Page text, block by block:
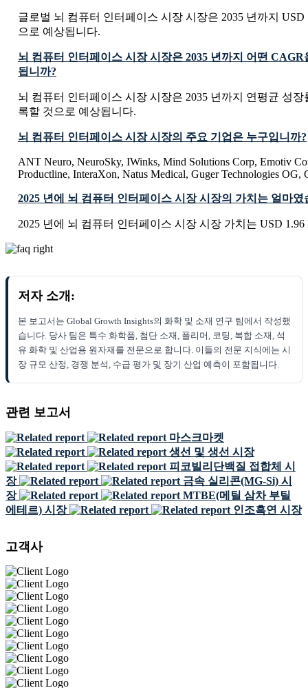
글로벌 뇌 컴퓨터 인터페이스 시장 시장은 2035 년까지
으로 예상됩니다.
뇌 컴퓨터 인터페이스 시장 시장은 2035 년까지 어떤
됩니까?
뇌 컴퓨터 인터페이스 시장 시장은 2035 년까지 연평균 성장
록할 것으로 예상됩니다.
뇌 컴퓨터 인터페이스 시장 시장의 주요 기업은 누구입니까?
ANT Neuro, NeuroSky, IWinks, Mind Solutions Corp, Emotiv
Productline, InteraXon, Natus Medical, Guger Technologies OG,
2025 년에 뇌 컴퓨터 인터페이스 시장 시장의 가치는 얼마였
2025 년에 뇌 컴퓨터 인터페이스 시장 시장 가치는 USD
저자 소개:
본 보고서는 Global Growth Insights의 화학 및 소재 연구 팀에서 작성했
습니다. 당사 팀은 특수 화학품, 첨단 소재, 폴리머, 코팅, 복합 소재, 석
유 화학 및 산업용 원자재를 전문으로 합니다. 이들의 전문 지식에는 시
장 규모 산정, 경쟁 분석, 수급 평가 및 장기 산업 예측이 포함됩니다.
관련 보고서
마스크마켓
생선 및 생선 시장
피코빌리단백질 접합체 시
장
금속 실리콘(MG-Si) 시
장
MTBE(메틸 삼차 부틸
에테르) 시장
인조흑연 시장
고객사